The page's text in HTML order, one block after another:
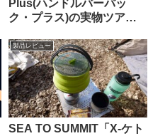
Plus(ハンドルバーパッ
ク・プラス)の実物ツア
みよう
製品レビュー
SEA TO SUMMIT「X-ケト